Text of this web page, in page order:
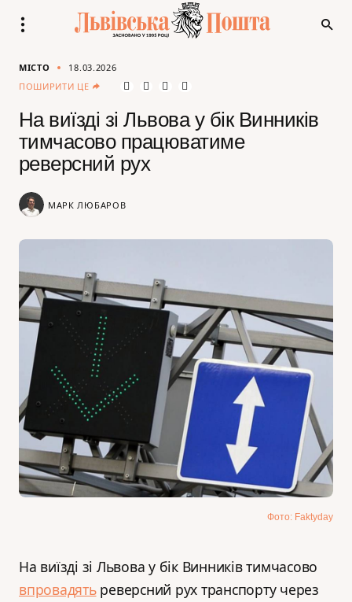
МІСТО
18.03.2026
ПОШИРИТИ ЦЕ
На виїзді зі Львова у бік Винників
тимчасово працюватиме
реверсний рух
МАРК ЛЮБАРОВ
Фото: Faktyday
На виїзді зі Львова у бік Винників тимчасово
впровадятьреверсний рух транспорту через